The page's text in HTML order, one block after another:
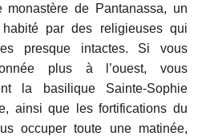
de Pantanassa, un
par des religieuses qui
presque intactes. Si vous
plus à l’ouest, vous
la basilique Sainte-Sophie
ainsi que les fortifications du
occuper toute une matinée,